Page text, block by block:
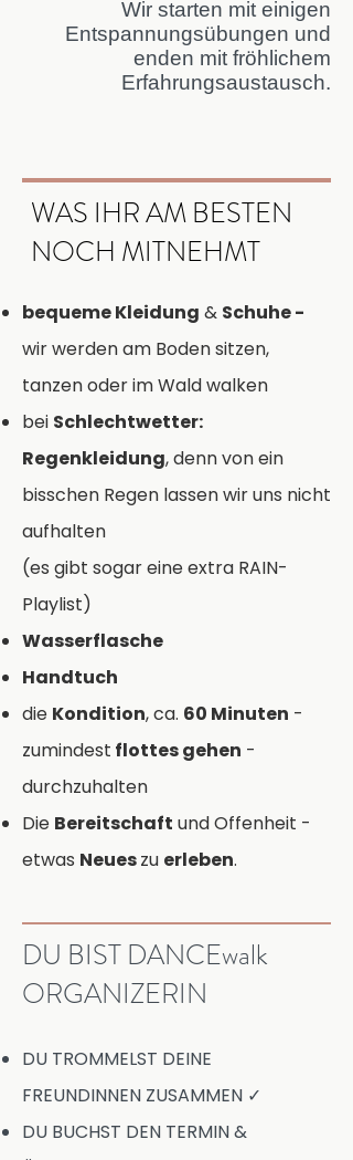
Wir starten mit einigen
Entspannungsübungen und
enden mit fröhlichem
Erfahrungsaustausch.
WAS IHR AM BESTEN
NOCH MITNEHMT
bequeme Kleidung & Schuhe -
wir werden am Boden sitzen,
tanzen oder im Wald walken
bei Schlechtwetter:
Regenkleidung, denn von ein
bisschen Regen lassen wir uns nicht
aufhalten
(es gibt sogar eine extra RAIN-
Playlist)
Wasserflasche
Handtuch
die Kondition, ca. 60 Minuten -
zumindest flottes gehen -
durchzuhalten
Die Bereitschaft und Offenheit -
etwas Neueszu erleben.
DU BIST DANCEwalk
ORGANIZERIN
DU TROMMELST DEINE
FREUNDINNEN ZUSAMMEN ✓
DU BUCHST DEN TERMIN &